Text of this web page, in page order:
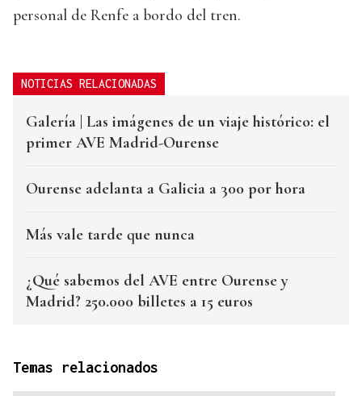
personal de Renfe a bordo del tren.
NOTICIAS RELACIONADAS
Galería | Las imágenes de un viaje histórico: el
primer AVE Madrid-Ourense
Ourense adelanta a Galicia a 300 por hora
Más vale tarde que nunca
¿Qué sabemos del AVE entre Ourense y
Madrid? 250.000 billetes a 15 euros
Temas relacionados